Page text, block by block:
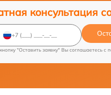
консультация
"Оставить заявку" Вы соглашаетесь c